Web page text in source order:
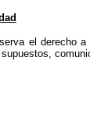
el derecho